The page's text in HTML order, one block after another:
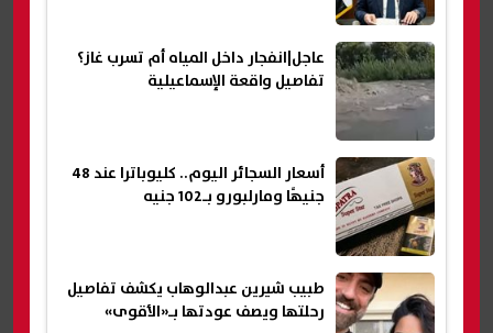
عاجل|انفجار داخل المياه أم تسرب غاز؟
تفاصيل واقعة الإسماعيلية
أسعار السجائر اليوم.. كليوباترا عند 48
جنيهًا ومارلبورو بـ102 جنيه
طبيب شيرين عبدالوهاب يكشف تفاصيل
رحلتها ويصف عودتها بـ«الأقوى»